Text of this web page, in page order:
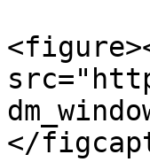
</